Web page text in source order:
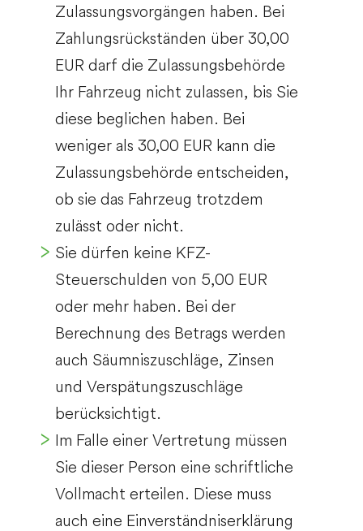
Zulassungsvorgängen haben. Bei
Zahlungsrückständen über 30,00
EUR darf die Zulassungsbehörde
Ihr Fahrzeug nicht zulassen, bis Sie
diese beglichen haben. Bei
weniger als 30,00 EUR kann die
Zulassungsbehörde entscheiden,
ob sie das Fahrzeug trotzdem
zulässt oder nicht.
Sie dürfen keine KFZ-
Steuerschulden von 5,00 EUR
oder mehr haben. Bei der
Berechnung des Betrags werden
auch Säumniszuschläge, Zinsen
und Verspätungszuschläge
berücksichtigt.
Im Falle einer Vertretung müssen
Sie dieser Person eine schriftliche
Vollmacht erteilen. Diese muss
auch eine Einverständniserklärung